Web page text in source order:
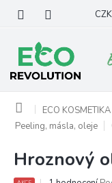
obsah
CZK
Domů ECO KOSMETIKA
Peeling, másla, oleje
Hroznový